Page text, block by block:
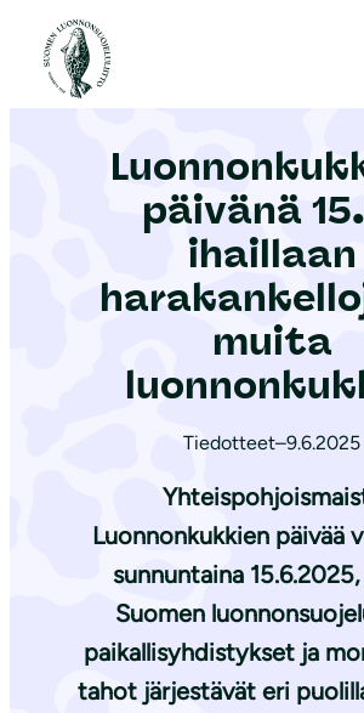
Etusivu
päivänä
ihaillaan
muita
Tiedotteet–9.6.2025
Luonnonkukkien päivää
sunnuntaina
Suomen
paikallisyhdistykset ja
tahot järjestävät eri